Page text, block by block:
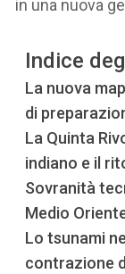
in una nuova
Indice
La nuova
di
La Quinta
indiano e il
Sovranità
Medio
Lo tsunami
contrazione